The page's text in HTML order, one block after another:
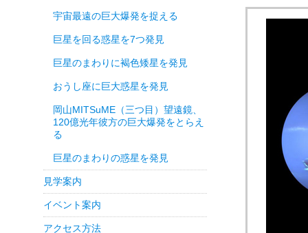
宇宙最遠の巨大爆発を捉える
巨星を回る惑星を7つ発見
巨星のまわりに褐色矮星を発見
おうし座に巨大惑星を発見
岡山MITSuME（三つ目）望遠鏡、
120億光年彼方の巨大爆発をとらえ
る
巨星のまわりの惑星を発見
見学案内
イベント案内
アクセス方法